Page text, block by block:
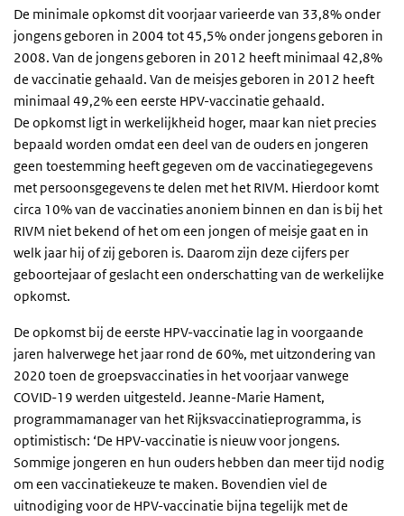
De minimale opkomst dit voorjaar varieerde van 33,8% onder
jongens geboren in 2004 tot 45,5% onder jongens geboren in
2008. Van de jongens geboren in 2012 heeft minimaal 42,8%
de vaccinatie gehaald. Van de meisjes geboren in 2012 heeft
minimaal 49,2% een eerste HPV-vaccinatie gehaald.
De opkomst ligt in werkelijkheid hoger, maar kan niet precies
bepaald worden omdat een deel van de ouders en jongeren
geen toestemming heeft gegeven om de vaccinatiegegevens
met persoonsgegevens te delen met het RIVM. Hierdoor komt
circa 10% van de vaccinaties anoniem binnen en dan is bij het
RIVM niet bekend of het om een jongen of meisje gaat en in
welk jaar hij of zij geboren is. Daarom zijn deze cijfers per
geboortejaar of geslacht een onderschatting van de werkelijke
opkomst.
De opkomst bij de eerste HPV-vaccinatie lag in voorgaande
jaren halverwege het jaar rond de 60%, met uitzondering van
2020 toen de groepsvaccinaties in het voorjaar vanwege
COVID-19 werden uitgesteld. Jeanne-Marie Hament,
programmamanager van het Rijksvaccinatieprogramma, is
optimistisch: ‘De HPV-vaccinatie is nieuw voor jongens.
Sommige jongeren en hun ouders hebben dan meer tijd nodig
om een vaccinatiekeuze te maken. Bovendien viel de
uitnodiging voor de HPV-vaccinatie bijna tegelijk met de